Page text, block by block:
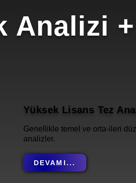
Analizi
Yüksek Lisans Tez
Genellikle temel ve orta-ileri
analizler.
DEVAMI...